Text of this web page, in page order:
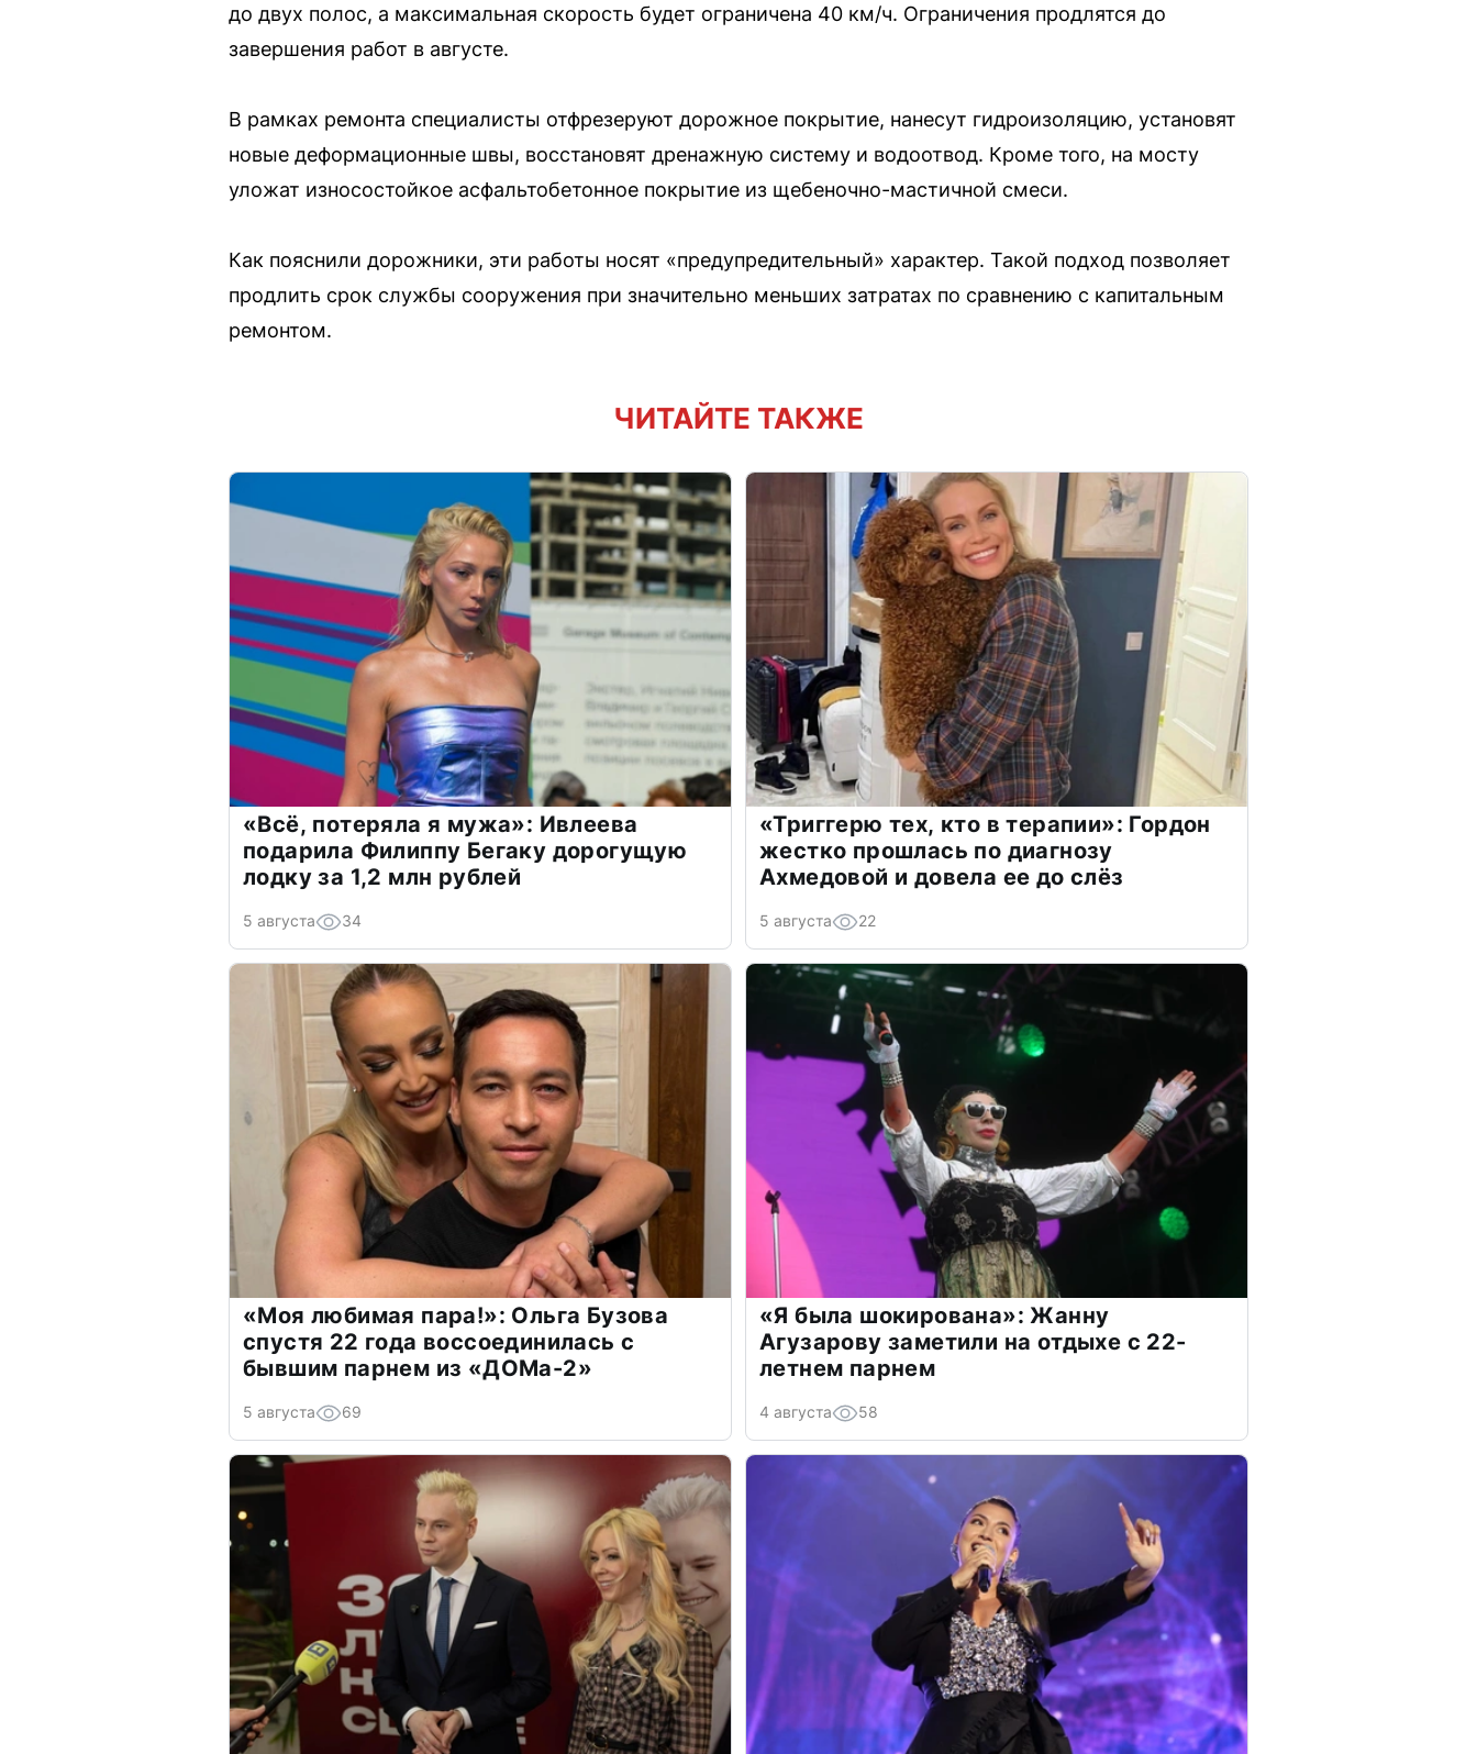
до двух полос, а максимальная скорость будет ограничена 40 км/ч. Ограничения продлятся до
завершения работ в августе.
В рамках ремонта специалисты отфрезеруют дорожное покрытие, нанесут гидроизоляцию, установят
новые деформационные швы, восстановят дренажную систему и водоотвод. Кроме того, на мосту
уложат износостойкое асфальтобетонное покрытие из щебеночно-мастичной смеси.
Как пояснили дорожники, эти работы носят «предупредительный» характер. Такой подход позволяет
продлить срок службы сооружения при значительно меньших затратах по сравнению с капитальным
ремонтом.
ЧИТАЙТЕ ТАКЖЕ
«Всё, потеряла я мужа»: Ивлеева
подарила Филиппу Бегаку дорогущую
лодку за 1,2 млн рублей
5 августа 34
«Триггерю тех, кто в терапии»: Гордон
жестко прошлась по диагнозу
Ахмедовой и довела ее до слёз
5 августа 22
«Моя любимая пара!»: Ольга Бузова
спустя 22 года воссоединилась с
бывшим парнем из «ДОМа-2»
5 августа 69
«Я была шокирована»: Жанну
Агузарову заметили на отдыхе с 22-
летнем парнем
4 августа 58